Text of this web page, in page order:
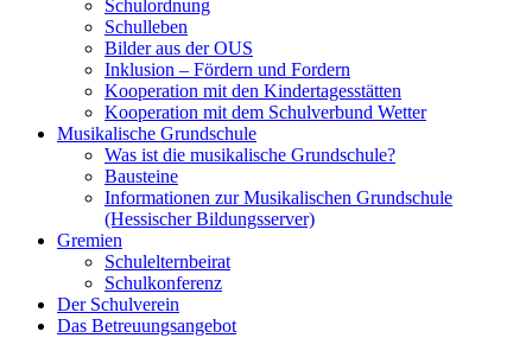
Schulordnung
Schulleben
Bilder aus der OUS
Inklusion – Fördern und Fordern
Kooperation mit den Kindertagesstätten
Kooperation mit dem Schulverbund Wetter
Musikalische Grundschule
Was ist die musikalische Grundschule?
Bausteine
Informationen zur Musikalischen Grundschule
(Hessischer Bildungsserver)
Gremien
Schulelternbeirat
Schulkonferenz
Der Schulverein
Das Betreuungsangebot